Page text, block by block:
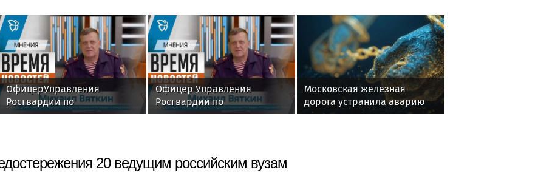
ОфицерУправления
Росгвардии по
Свердловскойобласти стал
Офицер Управления
Росгвардии по
Свердловской области стал
Московская железная
дорога устранила аварию
на Бутово и извинилась
20 ведущим российским вузам